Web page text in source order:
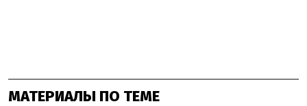
МАТЕРИАЛЫ ПО ТЕМЕ